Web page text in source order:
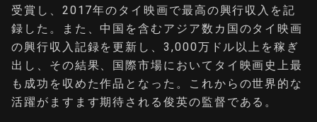
受賞し、2017年のタイ映画で最高の興行収入を記
録した。また、中国を含むアジア数カ国のタイ映画
の興行収入記録を更新し、3,000万ドル以上を稼ぎ
出し、その結果、国際市場においてタイ映画史上最
も成功を収めた作品となった。これからの世界的な
活躍がますます期待される俊英の監督である。